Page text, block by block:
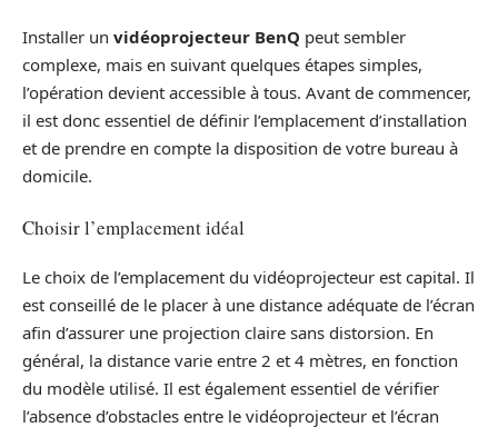
Installer un vidéoprojecteur BenQ peut sembler
complexe, mais en suivant quelques étapes simples,
l’opération devient accessible à tous. Avant de commencer,
il est donc essentiel de définir l’emplacement d’installation
et de prendre en compte la disposition de votre bureau à
domicile.
Choisir l’emplacement idéal
Le choix de l’emplacement du vidéoprojecteur est capital. Il
est conseillé de le placer à une distance adéquate de l’écran
afin d’assurer une projection claire sans distorsion. En
général, la distance varie entre 2 et 4 mètres, en fonction
du modèle utilisé. Il est également essentiel de vérifier
l’absence d’obstacles entre le vidéoprojecteur et l’écran